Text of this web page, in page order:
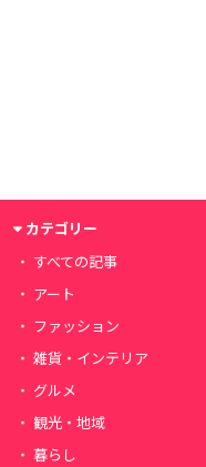
カテゴリー
すべての記事
アート
ファッション
雑貨・インテリア
グルメ
観光・地域
暮らし